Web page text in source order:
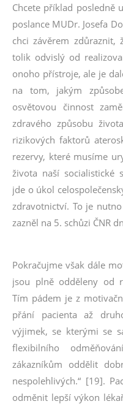
Chcete příklad posledně
poslance MUDr. Josefa
chci závěrem zdůraznit,
tolik odvislý od
onoho přístroje, ale je
na tom, jakým
osvětovou činnost
zdravého způsobu
rizikových faktorů
rezervy, které musíme
života naší socialistické
jde o úkol
zdravotnictví. To je
zazněl na 5. schůzi ČNR
Pokračujme však dále
jsou plně odděleny od
Tím pádem je z
přání pacienta až
výjimek, se kterými se
flexibilního
zákazníkům oddělit
nespolehlivých.“ [19].
odměnit lepší výkon